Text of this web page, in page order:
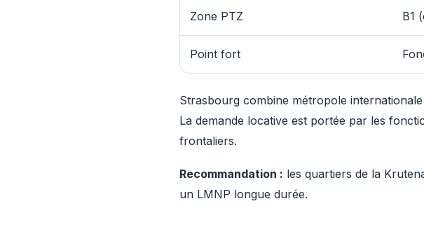
Zone PTZ B1
Point fort
Strasbourg combine métropole
La demande locative est portée par les
frontaliers.
Recommandation : les quartiers de la
un LMNP longue durée.